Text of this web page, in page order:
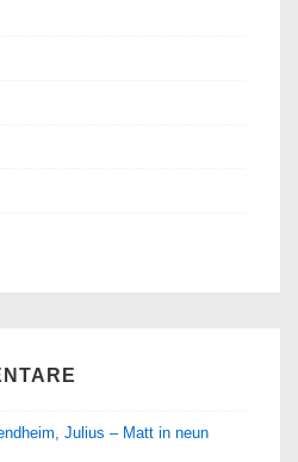
Julius – Matt in neun